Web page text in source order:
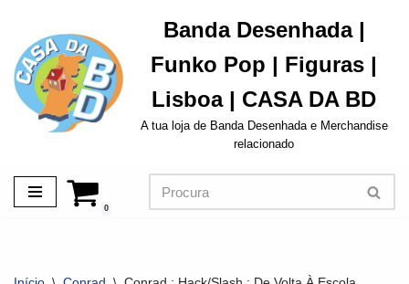
Avançar
para
o
conteúdo
Banda Desenhada |
Funko Pop | Figuras |
Lisboa | CASA DA BD
A tua loja de Banda Desenhada e Merchandise
relacionado
0